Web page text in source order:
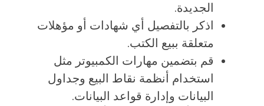
الجديدة.
اذكر بالتفصيل أي شهادات أو مؤهلات
متعلقة ببيع الكتب.
قم بتضمين مهارات الكمبيوتر مثل
استخدام أنظمة نقاط البيع وجداول
البيانات وإدارة قواعد البيانات.